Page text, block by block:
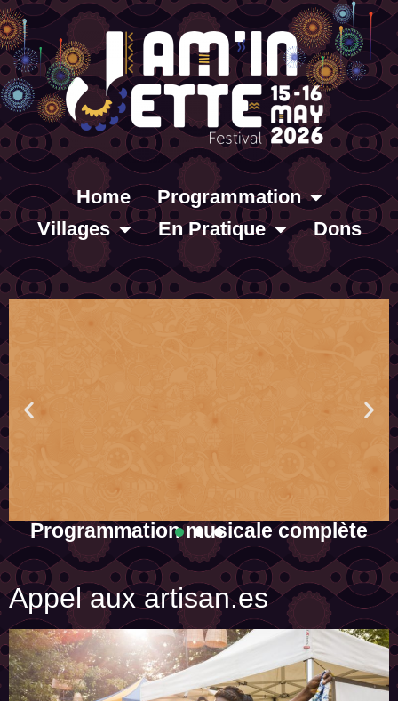
Home
Programmation
Villages
En Pratique Dons
Programmation musicale complète
La Zam et la Zette vont vous en faire voir de toutes les couleurs avec
les quinze artistes annoncés !
Lineup
Appel aux artisan.es